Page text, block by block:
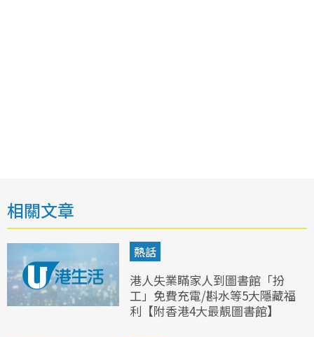
相關文章
熱話
港人失業瞞家人到圖書館「扮
工」免費充電/斟水等5大隱藏福
利【附香港4大最靚圖書館】